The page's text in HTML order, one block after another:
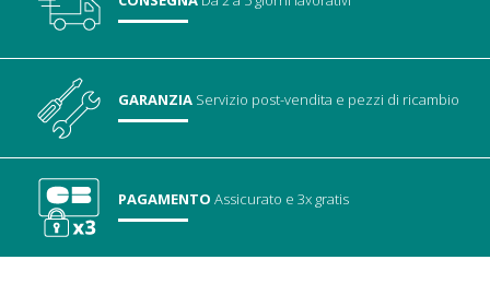
GARANZIA Servizio post-vendita e pezzi di ricambio
PAGAMENTO Assicurato e 3x gratis